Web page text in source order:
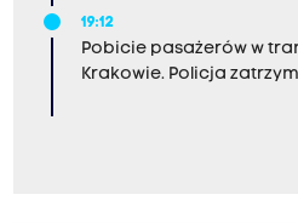
19:12
Pobicie pasażerów w
Krakowie. Policja